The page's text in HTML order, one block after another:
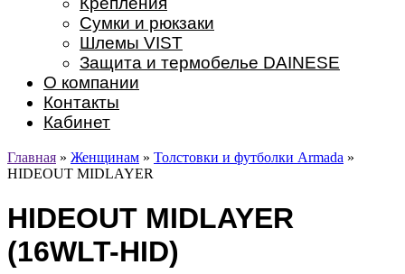
Сумки и рюкзаки
Шлемы VIST
Защита и термобелье DAINESE
О компании
Контакты
Кабинет
Главная » Женщинам » Толстовки и футболки Armada »
HIDEOUT MIDLAYER
HIDEOUT MIDLAYER
(16WLT-HID)